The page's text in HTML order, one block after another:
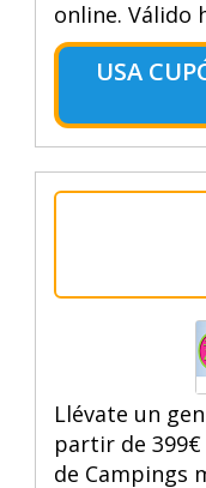
online. Válido
USA
Llévate un
partir de
de Campings